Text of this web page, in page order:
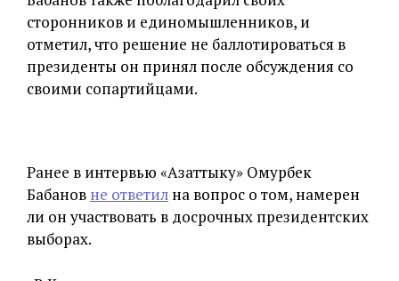
сторонников и единомышленников, и
отметил, что решение не баллотироваться в
президенты он принял после обсуждения со
своими сопартийцами.
Ранее в интервью «Азаттыку» Омурбек
Бабанов не ответил на вопрос о том, намерен
ли он участвовать в досрочных президентских
выборах.